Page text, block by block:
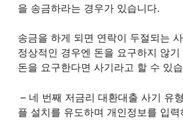
을 송금하라는 경우가 있습니다.
송금을 하게 되면 연락이 두절되는
정상적인 경우엔 돈을 요구하지 않기
돈을 요구한다면 사기라고 할 수 있
– 네 번째 저금리 대환대출 사기 유
플 설치를 유도하며 개인정보를 입력